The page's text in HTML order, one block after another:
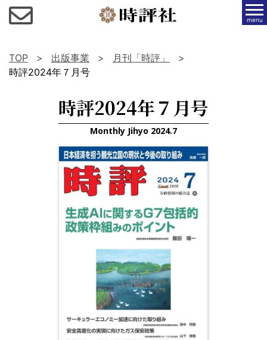
menu
TOP 出版事業
月刊「時評」
時評2024年７月号
時評2024年７月号
Monthly Jihyo 2024.7